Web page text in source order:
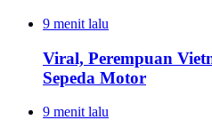
9 menit lalu
Viral, Perempuan
Sepeda Motor
9 menit lalu